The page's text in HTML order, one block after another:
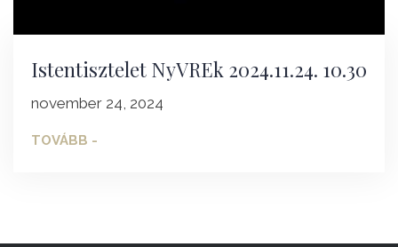
Istentisztelet NyVREk 2024.11.24. 10.30
november 24, 2024
TOVÁBB -